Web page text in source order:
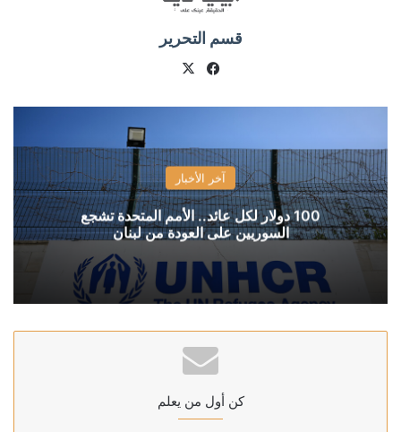
قسم التحرير
فيسبوك
آخر الأخبار
100 دولار لكل عائد.. الأمم المتحدة تشجع
السوريين على العودة من لبنان
كن أول من يعلم